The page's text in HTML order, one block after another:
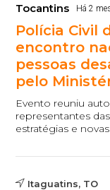
Tocantins Há 2
Polícia Civil
encontro
pessoas
pelo
Evento reuniu
representantes
estratégias e
Itaguatins, TO